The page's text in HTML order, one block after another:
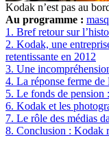
Kodak n’est pas au
Au programme :
1. Bref retour sur
2. Kodak, une
retentissante en 2012
3. Une
4. La réponse ferme
5. Le fonds de pension
6. Kodak et les
7. Le rôle des médias
8. Conclusion : Kodak